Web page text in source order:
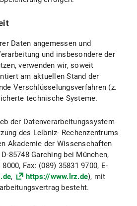
Dauer der Datenverarbeitung
und Beseitigungsmöglichkeiten
Spendentool zur Unterstützung der Forschung und Lehre an der LMU München"
der Datenverarbeitung
der Datenverarbeitung
und Beseitigungsmöglichkeiten
Daten angemessen und
und insbesondere der
verwenden wir, soweit
am aktuellen Stand der
Verschlüsselungsverfahren (z.
technische Systeme.
der Datenverarbeitungssystem
des Leibniz- Rechenzentrums
Akademie der Wissenschaften
85748 Garching bei München,
Fax: (089) 35831 9700, E-
, https://www.lrz.de), mit
besteht.